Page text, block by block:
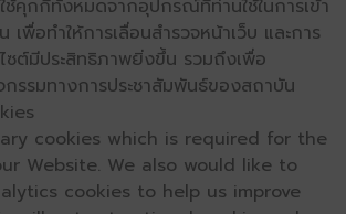
ช้คุกกี้ทั้งหมดจากอุปกรณ์ที่ท่านใช้ในการเข้า
เพื่อทำให้การเลื่อนสำรวจหน้าเว็บ และการ
ไซต์มีประสิทธิภาพยิ่งขึ้น รวมถึงเพื่อ
รรมทางการประชาสัมพันธ์ของสถาบัน
cookies which is required for the
Website. We also would like to
cookies to help us improve